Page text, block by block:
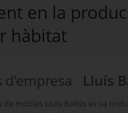
Serveis d'internacionalització
en la
hàbitat
d'empresa Lluís
de mobles Lluís Ballús es va